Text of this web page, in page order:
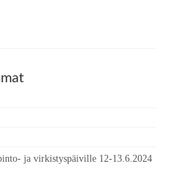
ja virkistyspäiville 12-13.6.2024